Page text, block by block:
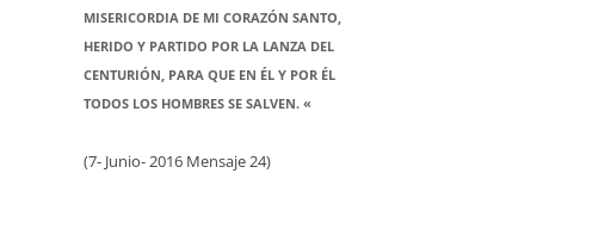
MISERICORDIA DE MI CORAZÓN SANTO,
HERIDO Y PARTIDO POR LA LANZA DEL
CENTURIÓN, PARA QUE EN ÉL Y POR ÉL
TODOS LOS HOMBRES SE SALVEN. «
(7- Junio- 2016 Mensaje 24)